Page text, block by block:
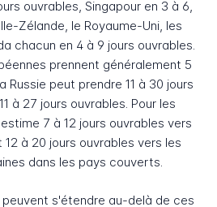
ouvrables, Singapour en 3 à 6,
Zélande, le Royaume-Uni, les
chacun en 4 à 9 jours ouvrables.
prennent généralement 5
Russie peut prendre 11 à 30 jours
à 27 jours ouvrables. Pour les
7 à 12 jours ouvrables vers
à 20 jours ouvrables vers les
dans les pays couverts.
peuvent s'étendre au-delà de ces